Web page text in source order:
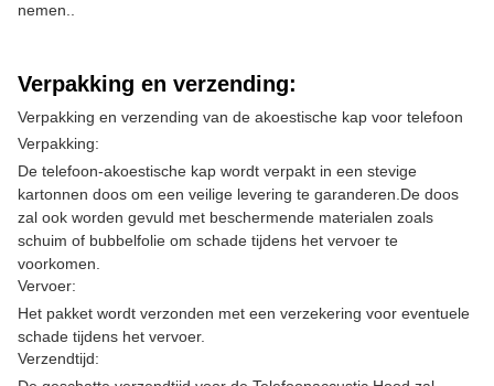
nemen..
Verpakking en verzending:
Verpakking en verzending van de akoestische kap voor telefoon
Verpakking:
De telefoon-akoestische kap wordt verpakt in een stevige
kartonnen doos om een veilige levering te garanderen.De doos
zal ook worden gevuld met beschermende materialen zoals
schuim of bubbelfolie om schade tijdens het vervoer te
voorkomen.
Vervoer:
Het pakket wordt verzonden met een verzekering voor eventuele
schade tijdens het vervoer.
Verzendtijd: